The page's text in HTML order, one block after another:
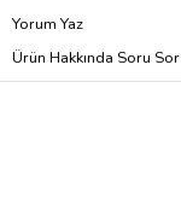
Yorum Yaz
Ürün Hakkında Soru Sor